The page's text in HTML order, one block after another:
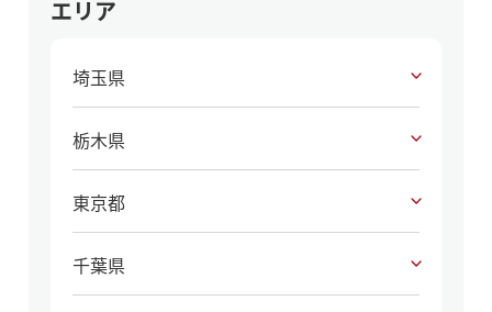
エリア
埼玉県
栃木県
東京都
千葉県